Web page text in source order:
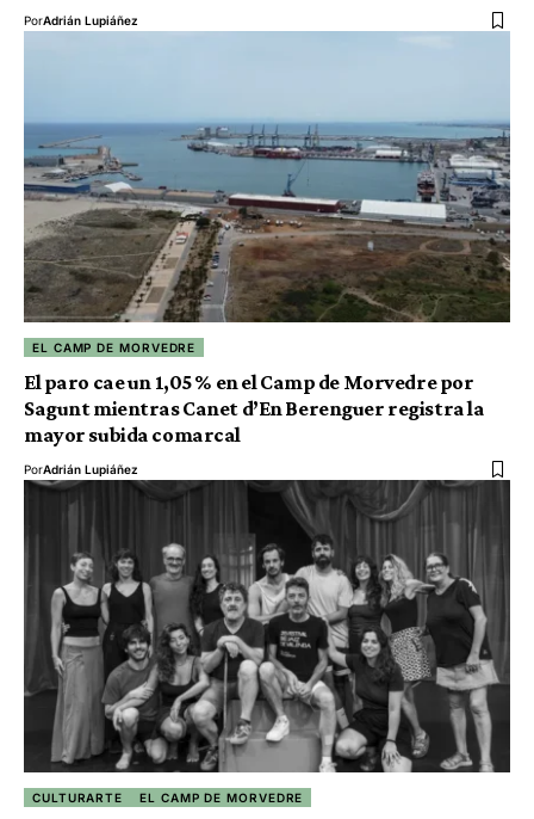
PorAdrián Lupiáñez
EL CAMP DE MORVEDRE
El paro cae un 1,05 % en el Camp de Morvedre por
Sagunt mientras Canet d’En Berenguer registra la
mayor subida comarcal
PorAdrián Lupiáñez
CULTURARTE EL CAMP DE MORVEDRE